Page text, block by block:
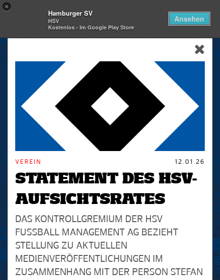
×
Hamburger SV
HSV
Kostenlos - Im Google Play Store
Ansehen
skip_navigation
VEREIN 12.01.26
STATEMENT DES HSV-
AUFSICHTSRATES
DAS KONTROLLGREMIUM DER HSV
FUSSBALL MANAGEMENT AG BEZIEHT S
TELLUNG ZU AKTUELLEN M
EDIENVERÖFFENTLICHUNGEN IM Z
USAMMENHANG MIT DER PERSON STEFAN K